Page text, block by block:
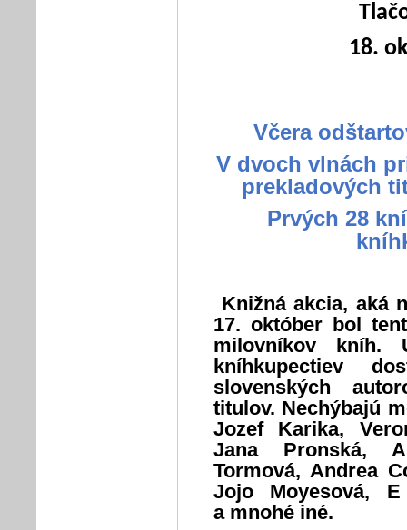
18.
Včera
V dvoch vlnách
prekladových
Prvých 28
Knižná akcia, aká
17. október bol
milovníkov
kníhkupectiev
slovenských
titulov. Nechýbajú
Jozef Karika,
Jana Pronská,
Tormová, Andrea
Jojo Moyesová,
a mnohé iné.